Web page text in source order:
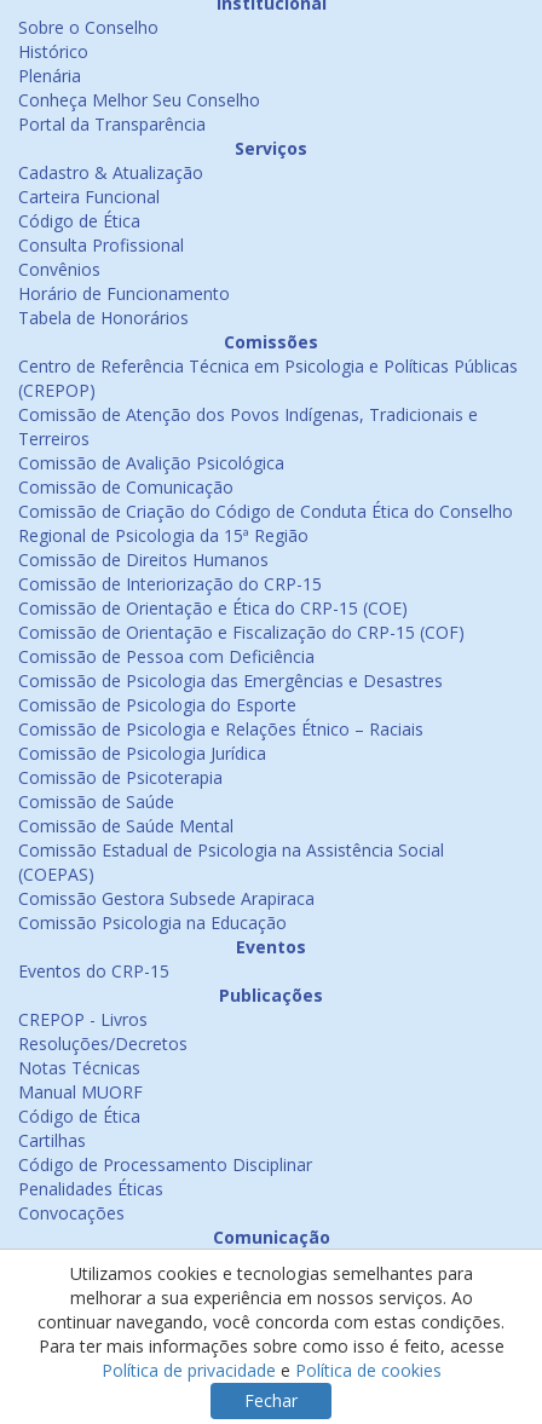
Sobre o Conselho
Histórico
Plenária
Conheça Melhor Seu Conselho
Portal da Transparência
Serviços
Cadastro & Atualização
Carteira Funcional
Código de Ética
Consulta Profissional
Convênios
Horário de Funcionamento
Tabela de Honorários
Comissões
Centro de Referência Técnica em Psicologia e Políticas Públicas
(CREPOP)
Comissão de Atenção dos Povos Indígenas, Tradicionais e
Terreiros
Comissão de Avalição Psicológica
Comissão de Comunicação
Comissão de Criação do Código de Conduta Ética do Conselho
Regional de Psicologia da 15ª Região
Comissão de Direitos Humanos
Comissão de Interiorização do CRP-15
Comissão de Orientação e Ética do CRP-15 (COE)
Comissão de Orientação e Fiscalização do CRP-15 (COF)
Comissão de Pessoa com Deficiência
Comissão de Psicologia das Emergências e Desastres
Comissão de Psicologia do Esporte
Comissão de Psicologia e Relações Étnico – Raciais
Comissão de Psicologia Jurídica
Comissão de Psicoterapia
Comissão de Saúde
Comissão de Saúde Mental
Comissão Estadual de Psicologia na Assistência Social
(COEPAS)
Comissão Gestora Subsede Arapiraca
Comissão Psicologia na Educação
Eventos
Eventos do CRP-15
Publicações
CREPOP - Livros
Resoluções/Decretos
Notas Técnicas
Manual MUORF
Código de Ética
Cartilhas
Código de Processamento Disciplinar
Penalidades Éticas
Convocações
Comunicação
Emissão de Certificados
Psicologia na Mídia
Ouvidoria
Política de cookies
Política de privacidade
Utilizamos cookies e tecnologias semelhantes para
melhorar a sua experiência em nossos serviços. Ao
continuar navegando, você concorda com estas condições.
Para ter mais informações sobre como isso é feito, acesse
Política de privacidade e Política de cookies
Fechar